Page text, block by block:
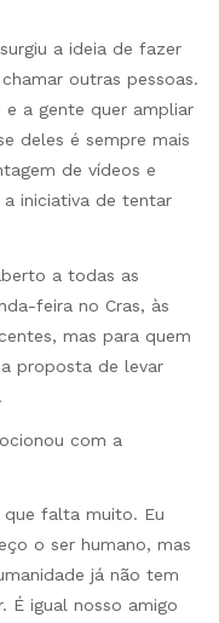
a ideia de fazer
outras pessoas.
e a gente quer ampliar
deles é sempre mais
de vídeos e
iniciativa de tentar
a todas as
feira no Cras, às
mas para quem
proposta de levar
com a
que falta muito. Eu
o ser humano, mas
já não tem
É igual nosso amigo